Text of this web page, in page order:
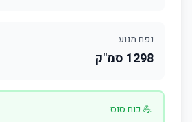
נפח מנוע
1298 סמ"ק
💪 כוח סוס